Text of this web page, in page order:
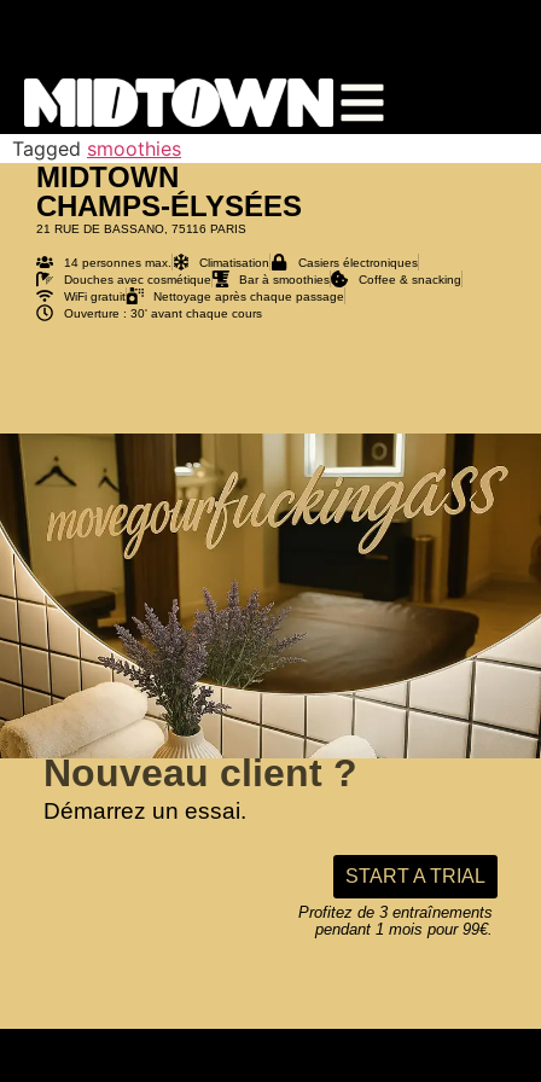
Tagged smoothies
Nouveau client ?
Démarrez un essai.
START A TRIAL
Profitez de 3 entraînements
pendant 1 mois pour 99€.
MIDTOWN
CHAMPS-ÉLYSÉES
21 RUE DE BASSANO, 75116 PARIS
14 personnes max. Climatisation
Casiers électroniques
Douches avec cosmétique
Bar à smoothies
Coffee & snacking
WiFi gratuit
Nettoyage après chaque passage
Ouverture : 30' avant chaque cours
STAY IN TOUCH
L’entrainement
Les tarifs
Smoothies
News
Coach, on recrute !
Nous contacter